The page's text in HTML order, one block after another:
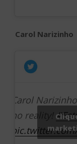
Carol Narizinho
Carol
no reality!